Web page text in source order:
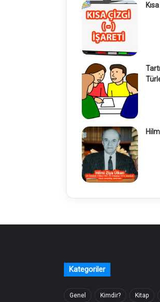
Kategoriler
Genel Kimdir? Kitap